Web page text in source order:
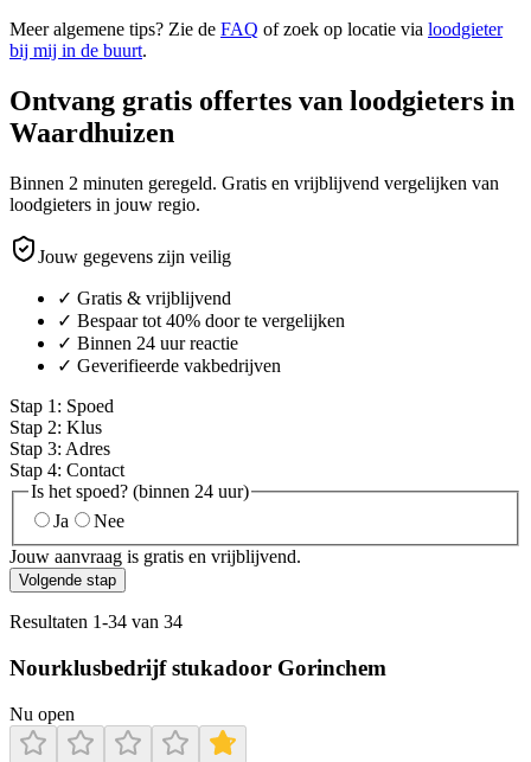
Meer algemene tips? Zie de FAQ of zoek op locatie via loodgieter
bij mij in de buurt.
Ontvang gratis offertes van loodgieters in
Waardhuizen
Binnen 2 minuten geregeld. Gratis en vrijblijvend vergelijken van
loodgieters in jouw regio.
Jouw gegevens zijn veilig
✓ Gratis & vrijblijvend
✓ Bespaar tot 40% door te vergelijken
✓ Binnen 24 uur reactie
✓ Geverifieerde vakbedrijven
Stap 1 : Spoed
Stap 2: Klus
Stap 3: Adres
Stap 4: Contact
Is het spoed? (binnen 24 uur)
Ja
Nee
Jouw aanvraag is gratis en vrijblijvend.
Volgende stap
Resultaten 1-34 van 34
Nourklusbedrijf stukadoor Gorinchem
Nu open